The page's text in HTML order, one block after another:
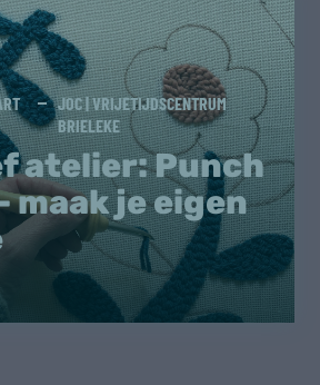
JOC | VRIJETIJDSCENTRUM
BRIELEKE
atelier: Punch
maak je eigen